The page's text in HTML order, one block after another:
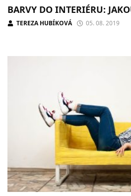
BARVY DO INTERIÉRU:
TEREZA HUBÍKOVÁ 05. 08. 2019